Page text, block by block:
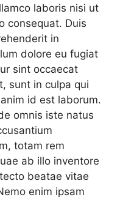
laboris nisi ut
consequat. Duis
in
dolore eu fugiat
sint occaecat
sunt in culpa qui
id est laborum.
omnis iste natus
totam rem
ab illo inventore
beatae vitae
enim ipsam